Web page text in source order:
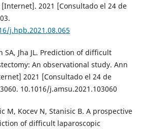
[Internet]. 2021 [Consultado el 24 de
j.hpb.2021.08.065
SA, Jha JL. Prediction of difficult
An observational study. Ann
2021 [Consultado el 24 de
10.1016/j.amsu.2021.103060
M, Kocev N, Stanisic B. A prospective
of difficult laparoscopic